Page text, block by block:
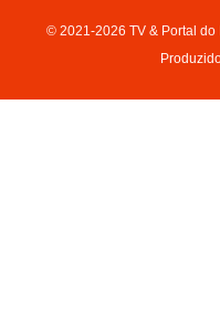
© 2021-2026 TV & Portal do